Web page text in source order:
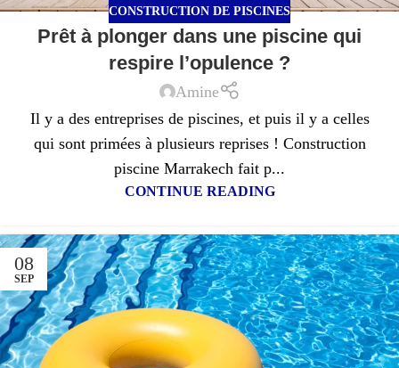
CONSTRUCTION DE PISCINES
Prêt à plonger dans une piscine qui
respire l’opulence ?
Amine
Il y a des entreprises de piscines, et puis il y a celles
qui sont primées à plusieurs reprises ! Construction
piscine Marrakech fait p...
CONTINUE READING
08
SEP